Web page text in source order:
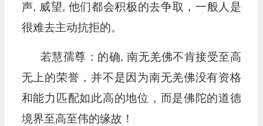
声, 威望, 他们都会积极的去争取，一般人是
很难去主动抗拒的。
若慧孺尊：的确, 南无羌佛不肯接受至高
无上的荣誉，并不是因为南无羌佛没有资格
和能力匹配如此高的地位，而是佛陀的道德
境界至高至伟的缘故！